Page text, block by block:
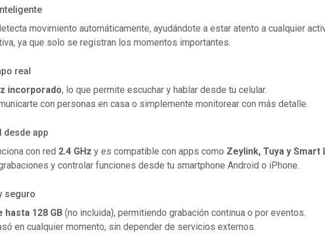
movimiento automáticamente, ayudándote a estar atento a cualquier
ya que solo se registran los momentos importantes.
real
incorporado, lo que permite escuchar y hablar desde tu celular.
con personas en casa o simplemente monitorear con más detalle.
desde app
con red 2.4 GHz y es compatible con apps como Zeylink, Tuya y Smart
y controlar funciones desde tu smartphone Android o iPhone.
seguro
128 GB (no incluida), permitiendo grabación continua o por eventos.
en cualquier momento, sin depender de servicios externos.